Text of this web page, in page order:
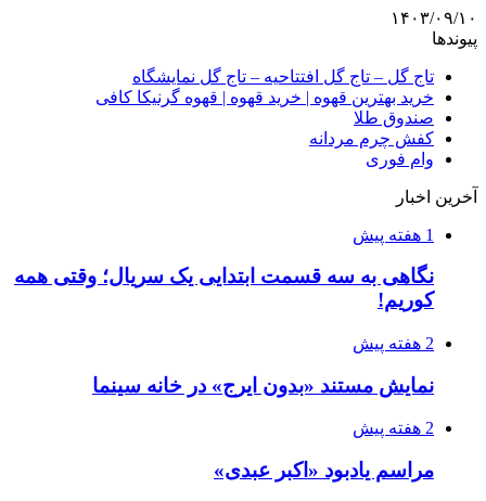
۱۴۰۳/۰۹/۱۰
پیوندها
تاج گل – تاج گل افتتاحیه – تاج گل نمایشگاه
خرید بهترین قهوه | خرید قهوه | قهوه گرنیکا کافی
صندوق طلا
کفش چرم مردانه
وام فوری
آخرین اخبار
1 هفته پیش
نگاهی به سه قسمت ابتدایی یک سریال؛ وقتی همه
کوریم!
2 هفته پیش
نمایش مستند «بدون ایرج» در خانه سینما
2 هفته پیش
مراسم یادبود «اکبر عبدی»